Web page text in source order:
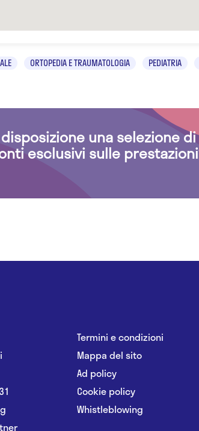
ORTOPEDIA E TRAUMATOLOGIA PEDIATRIA
una selezione di
esclusivi sulle
Termini e condizioni
Mappa del sito
Ad policy
Cookie policy
Whistleblowing